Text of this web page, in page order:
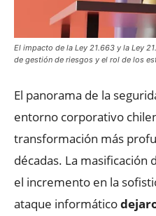
El impacto de la Ley 21.663 y la Ley
de gestión de riesgos y el rol de los
El panorama de la
entorno corporativo
transformación más
décadas. La masificación
el incremento en la
ataque informático